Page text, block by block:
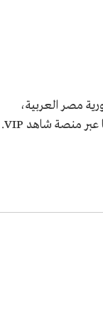
المملكة وفي جمهورية مصر العربية،